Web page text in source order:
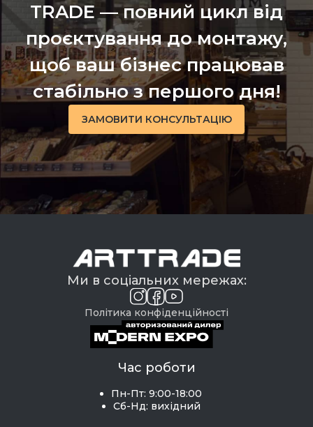
TRADE — повний цикл від
проєктування до монтажу,
щоб ваш бізнес працював
стабільно з першого дня!
ЗАМОВИТИ КОНСУЛЬТАЦІЮ
Ми в соціальних мережах:
Політика конфіденційності
Час роботи
Пн-Пт: 9:00-18:00
Сб-Нд: вихідний